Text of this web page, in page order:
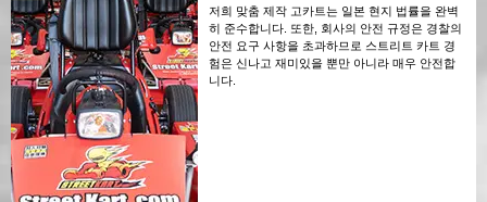
저희 맞춤 제작 고카트는 일본 현지 법률을 완벽
히 준수합니다. 또한, 회사의 안전 규정은 경찰의
안전 요구 사항을 초과하므로 스트리트 카트 경
험은 신나고 재미있을 뿐만 아니라 매우 안전합
니다.